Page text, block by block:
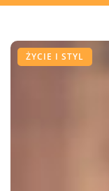
ŻYCIE I STYL